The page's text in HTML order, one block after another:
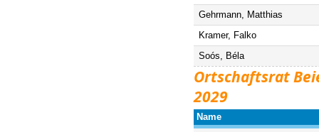
Gehrmann, Matthias
Kramer, Falko
Soós, Béla
Ortschaftsrat
2029
Name